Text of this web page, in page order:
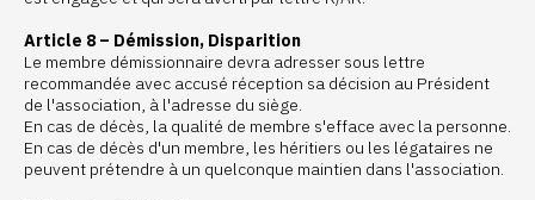
Article 8 – Démission, Disparition
Le membre démissionnaire devra adresser sous lettre
recommandée avec accusé réception sa décision au Président
de l'association, à l'adresse du siège.
En cas de décès, la qualité de membre s'efface avec la personne.
En cas de décès d'un membre, les héritiers ou les légataires ne
peuvent prétendre à un quelconque maintien dans l'association.